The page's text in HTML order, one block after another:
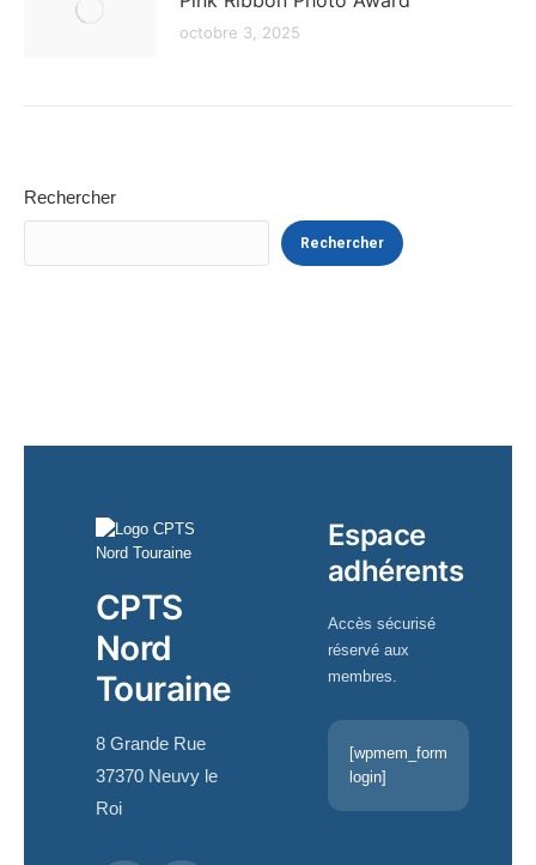
octobre 3, 2025
Rechercher
Rechercher
CPTS
Nord
Touraine
8 Grande Rue
37370 Neuvy le
Roi
Espace
adhérents
Accès sécurisé
réservé aux
membres.
[wpmem_form
login]